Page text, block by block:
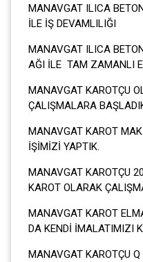
MANAVGAT ILICA
İLE İŞ DEVAMLILIĞI
MANAVGAT ILICA
AĞI İLE TAM ZAMANLI
MANAVGAT KAROTÇU
ÇALIŞMALARA
MANAVGAT KAROT
İŞİMİZİ YAPTIK.
MANAVGAT KAROTÇU
KAROT OLARAK
MANAVGAT KAROT
DA KENDİ İMALATIMIZI
MANAVGAT KAROTÇU